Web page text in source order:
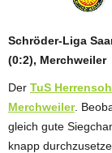
Schröder-Liga
(0:2), Merchweiler
Der TuS
Merchweiler.
gleich gute
knapp